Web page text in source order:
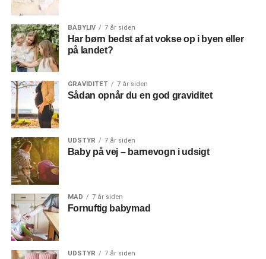
BABYLIV 7 år siden
Har børn bedst af at vokse op i byen eller
på landet?
GRAVIDITET 7 år siden
Sådan opnår du en god graviditet
UDSTYR 7 år siden
Baby på vej – barnevogn i udsigt
MAD 7 år siden
Fornuftig babymad
UDSTYR 7 år siden